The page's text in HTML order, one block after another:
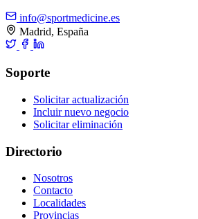
info@sportmedicine.es
Madrid, España
Soporte
Solicitar actualización
Incluir nuevo negocio
Solicitar eliminación
Directorio
Nosotros
Contacto
Localidades
Provincias